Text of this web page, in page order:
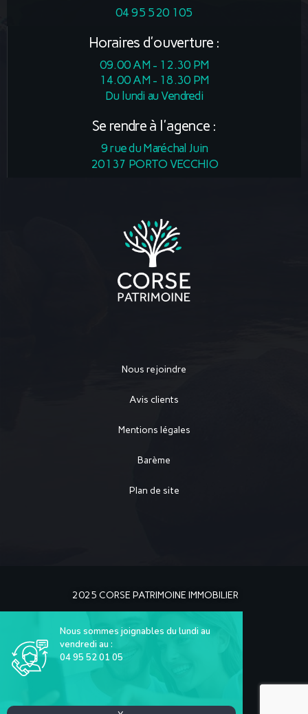
04 95 520 105
Horaires d'ouverture :
09.00 AM - 12.30 PM
14.00 AM - 18.30 PM
Du lundi au Vendredi
Se rendre à l'agence :
9 rue du Maréchal Juin
20137 PORTO VECCHIO
Nous rejoindre
Avis clients
Mentions légales
Barème
Plan de site
2025 CORSE PATRIMOINE IMMOBILIER
Nous sommes joignables du lundi au
vendredi au :
04 95 52 01 05